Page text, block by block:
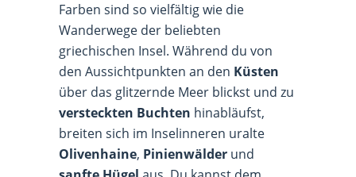
Farben sind so vielfältig wie die
Wanderwege der beliebten
griechischen Insel. Während du von
den Aussichtpunkten an den Küsten
über das glitzernde Meer blickst und zu
versteckten Buchten hinabläufst,
breiten sich im Inselinneren uralte
Olivenhaine, Pinienwälder und